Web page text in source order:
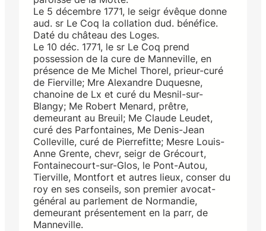
Le 5 décembre 1771, le seigr évêque donne
aud. sr Le Coq la collation dud. bénéfice.
Daté du château des Loges.
Le 10 déc. 1771, le sr Le Coq prend
possession de la cure de Manneville, en
présence de Me Michel Thorel, prieur-curé
de Fierville; Mre Alexandre Duquesne,
chanoine de Lx et curé du Mesnil-sur-
Blangy; Me Robert Menard, prêtre,
demeurant au Breuil; Me Claude Leudet,
curé des Parfontaines, Me Denis-Jean
Colleville, curé de Pierrefitte; Mesre Louis-
Anne Grente, chevr, seigr de Grécourt,
Fontainecourt-sur-Glos, le Pont-Autou,
Tierville, Montfort et autres lieux, conser du
roy en ses conseils, son premier avocat-
général au parlement de Normandie,
demeurant présentement en la parr, de
Manneville.